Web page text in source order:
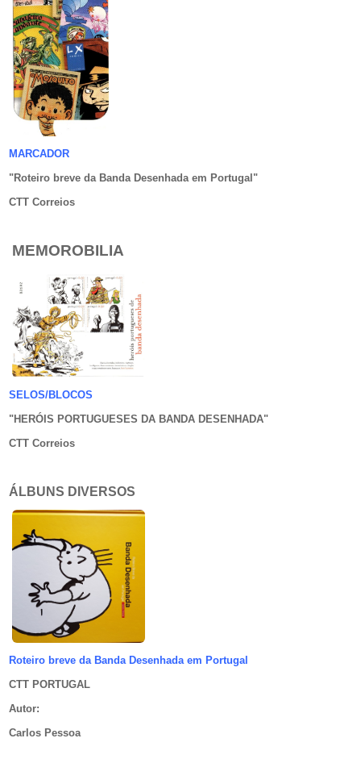
MARCADOR
"Roteiro breve da Banda Desenhada em Portugal"
CTT Correios
MEMOROBILIA
SELOS/BLOCOS
"HERÓIS PORTUGUESES DA BANDA DESENHADA"
CTT Correios
ÁLBUNS DIVERSOS
Roteiro breve da Banda Desenhada em Portugal
CTT PORTUGAL
Autor:
Carlos Pessoa